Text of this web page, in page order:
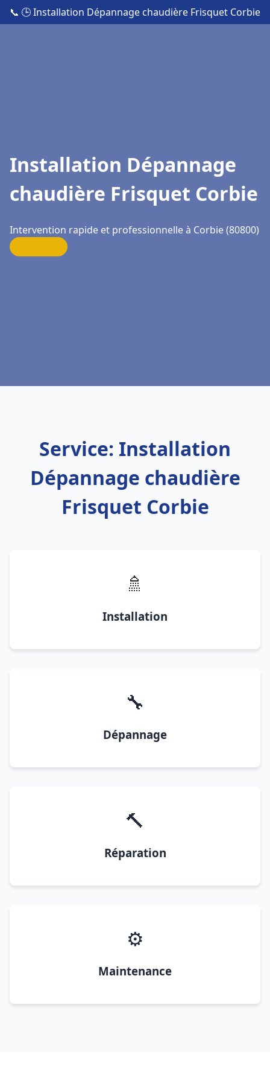
📞 🕒 Installation Dépannage chaudière Frisquet Corbie
Installation Dépannage
chaudière Frisquet Corbie
Intervention rapide et professionnelle à Corbie (80800)
Service: Installation
Dépannage chaudière
Frisquet Corbie
🚿
Installation
🔧
Dépannage
🔨
Réparation
⚙️
Maintenance